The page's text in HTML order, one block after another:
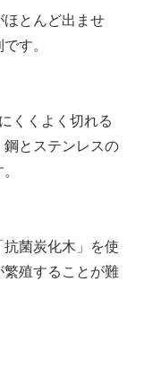
とんど出ませ
す。
くくよく切れる
とステンレスの
菌炭化木」を使
繁殖することが難